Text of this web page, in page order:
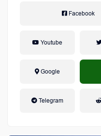
Facebook
Youtube
Google
Telegram